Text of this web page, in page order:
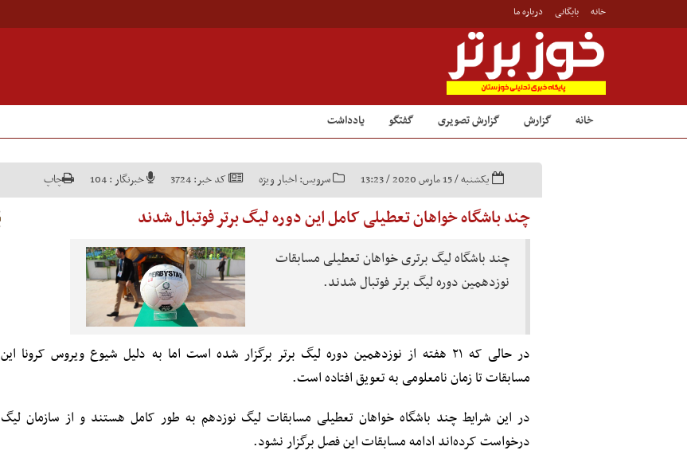
خانه بایگانی درباره ما
خانه گزارش گزارش تصویری گفتگو یادداشت
یکشنبه / 15 مارس 2020 / 13:23 سرویس:اخبار ویژه کد خبر:3724 خبرنگار :104 چاپ
چند باشگاه خواهان تعطیلی کامل این دوره لیگ برتر فوتبال شدند
چند باشگاه لیگ برتری خواهان تعطیلی مسابقات
نوزدهمین دوره لیگ برتر فوتبال شدند.
در حالی که ۲۱ هفته از نوزدهمین دوره لیگ برتر برگزار شده است اما به دلیل شیوع ویروس کرونا این
مسابقات تا زمان نامعلومی به تعویق افتاده است.
در این شرایط چند باشگاه خواهان تعطیلی مسابقات لیگ نوزدهم به طور کامل هستند و از سازمان لیگ
درخواست کرده‌اند ادامه مسابقات این فصل برگزار نشود.